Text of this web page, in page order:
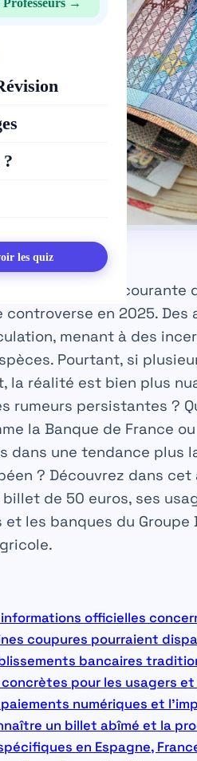
Professeurs →
les quiz
euros, monnaie
controverse en 2025.
menant à des
Pourtant, si
la réalité est bien plus
rumeurs persistantes ?
la Banque de France
dans une tendance plus
? Découvrez dans
de 50 euros, ses
les banques du Groupe
officielles
coupures pourraient
bancaires
pour les usagers
numériques et
un billet abîmé et la
en Espagne,